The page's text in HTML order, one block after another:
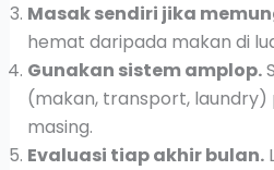
Masak sendiri jika
hemat daripada makan di
Gunakan sistem amplop.
(makan, transport,
masing.
Evaluasi tiap akhir bulan.